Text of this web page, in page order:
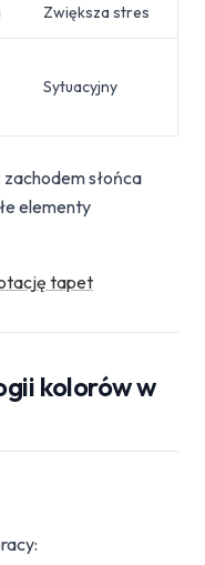
Zwiększa stres
Sytuacyjny
słońca
elementy
tapet
kolorów w